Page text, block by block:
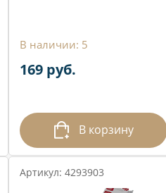
В наличии: 5
169 руб.
В корзину
Артикул: 4293903